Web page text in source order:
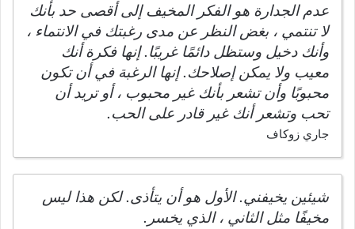
عدم الجدارة هو الفكر المخيف إلى أقصى حد بأنك
لا تنتمي ، بغض النظر عن مدى رغبتك في الانتماء ،
وأنك دخيل وستظل دائمًا غريبًا. إنها فكرة أنك
معيب ولا يمكن إصلاحك. إنها الرغبة في أن تكون
محبوبًا وأن تشعر بأنك غير محبوب ، أو تريد أن
تحب وتشعر أنك غير قادر على الحب.
جاري زوكاف
شيئين يخيفني. الأول هو أن يتأذى. لكن هذا ليس
مخيفًا مثل الثاني ، الذي يخسر.